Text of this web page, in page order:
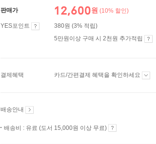
판매가 12,600원 (10% 할인)
YES포인트
380원 (3% 적립)
5만원이상 구매 시 2천원 추가적립
결제혜택 카드/간편결제 혜택을 확인하세요
배송안내
배송비 : 유료 (도서 15,000원 이상 무료)